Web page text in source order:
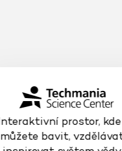
prostor,
můžete bavit,